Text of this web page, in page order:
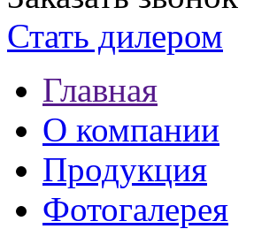
Стать дилером
Главная
О компании
Продукция
Фотогалерея